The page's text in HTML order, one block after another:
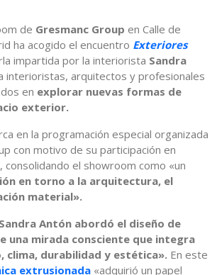
de Gresmanc Group en Calle de
ha acogido el encuentro Exteriores
impartida por la interiorista Sandra
interioristas, arquitectos y profesionales
en explorar nuevas formas de
exterior.
en la programación especial organizada
con motivo de su participación en
, consolidando el showroom como «un
en torno a la arquitectura, el
material».
Sandra Antón abordó el diseño de
una mirada consciente que integra
clima, durabilidad y estética». En este
extrusionada «adquirió un papel